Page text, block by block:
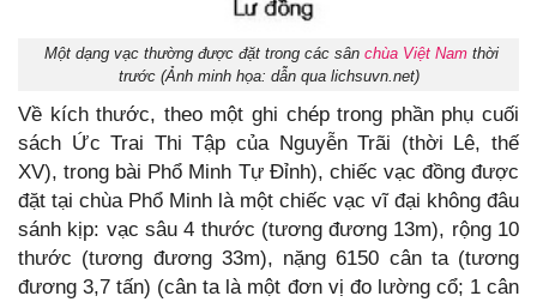
Một dạng vạc thường được đặt trong các sân chùa Việt Namthời
trước (Ảnh minh họa: dẫn qua lichsuvn.net)
Về kích thước, theo một ghi chép trong phần phụ cuối
sách Ức Trai Thi Tập của Nguyễn Trãi (thời Lê, thế
XV), trong bài Phổ Minh Tự Đỉnh), chiếc vạc đồng được
đặt tại chùa Phổ Minh là một chiếc vạc vĩ đại không đâu
sánh kịp: vạc sâu 4 thước (tương đương 13m), rộng 10
thước (tương đương 33m), nặng 6150 cân ta (tương
đương 3,7 tấn) (cân ta là một đơn vị đo lường cổ; 1 cân